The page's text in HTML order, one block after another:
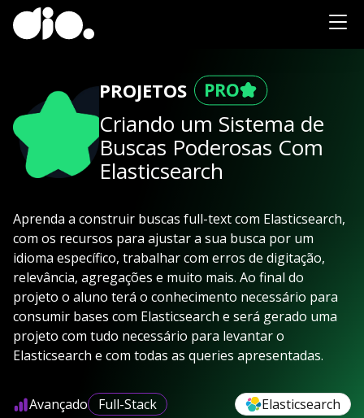
PROJETOS
Criando um Sistema de
Buscas Poderosas Com
Elasticsearch
Aprenda a construir buscas full-text com Elasticsearch,
com os recursos para ajustar a sua busca por um
idioma específico, trabalhar com erros de digitação,
relevância, agregações e muito mais. Ao final do
projeto o aluno terá o conhecimento necessário para
consumir bases com Elasticsearch e será gerado uma
projeto com tudo necessário para levantar o
Elasticsearch e com todas as queries apresentadas.
Avançado Full-Stack Elasticsearch